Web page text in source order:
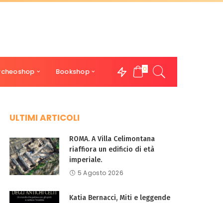
Bookshop 0
ULTIMI ARTICOLI
ROMA. A Villa Celimontana
riaffiora un edificio di età
imperiale.
5 Agosto 2026
Katia Bernacci, Miti e leggende